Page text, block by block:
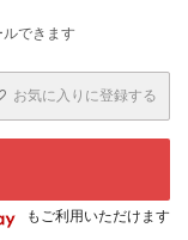
お気に入りに登録する
もご利用いただけます